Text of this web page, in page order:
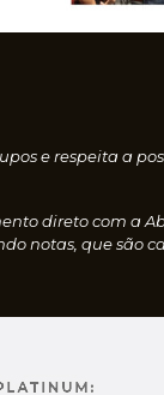
e respeita a
direto com a
notas, que são